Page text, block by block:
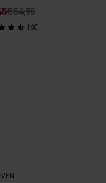
€54,95
(60)